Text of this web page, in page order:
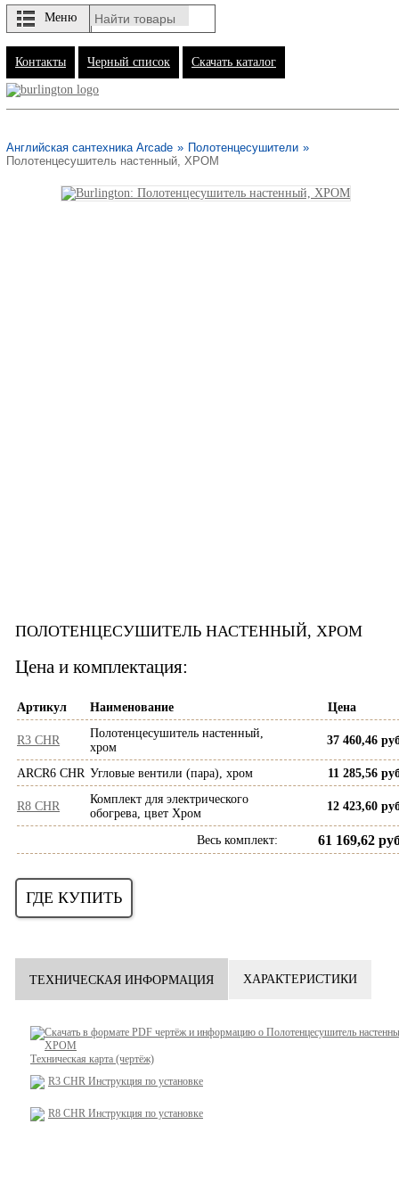
Контакты Черный список Скачать каталог
Английская сантехника Arcade » Полотенцесушители »
Полотенцесушитель настенный, ХРОМ
Меню
ПОЛОТЕНЦЕСУШИТЕЛЬ НАСТЕННЫЙ, ХРОМ
Цена и комплектация:
Артикул Наименование Цена
R3 CHR
Полотенцесушитель настенный,
хром
37 460,46
ARCR6 CHR Угловые вентили (пара), хром 11 285,56
R8 CHR
Комплект для электрического
обогрева, цвет Хром
12 423,60
Весь комплект: 61 169,62
ГДЕ КУПИТЬ
ТЕХНИЧЕСКАЯ ИНФОРМАЦИЯ
Техническая карта (чертёж)
R3 CHR Инструкция по установке
R8 CHR Инструкция по установке
ХАРАКТЕРИСТИКИ